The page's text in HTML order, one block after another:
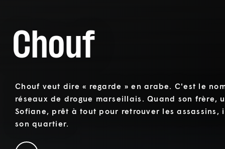
Chouf
Chouf veut dire « regarde » en arabe. C'est le
réseaux de drogue marseillais. Quand son frère,
Sofiane, prêt à tout pour retrouver les assassins,
son quartier.